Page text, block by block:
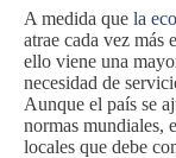
A medida que la
atrae cada vez más
ello viene una
necesidad de
Aunque el país se
normas mundiales,
locales que debe